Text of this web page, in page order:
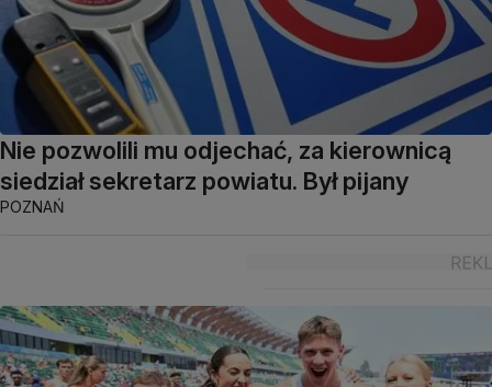
Nie pozwolili mu odjechać, za kierownicą
siedział sekretarz powiatu. Był pijany
POZNAŃ